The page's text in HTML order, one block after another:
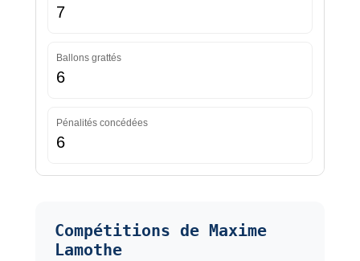
7
Ballons grattés
6
Pénalités concédées
6
Compétitions de Maxime
Lamothe